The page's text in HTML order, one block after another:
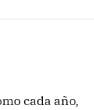
cada año,